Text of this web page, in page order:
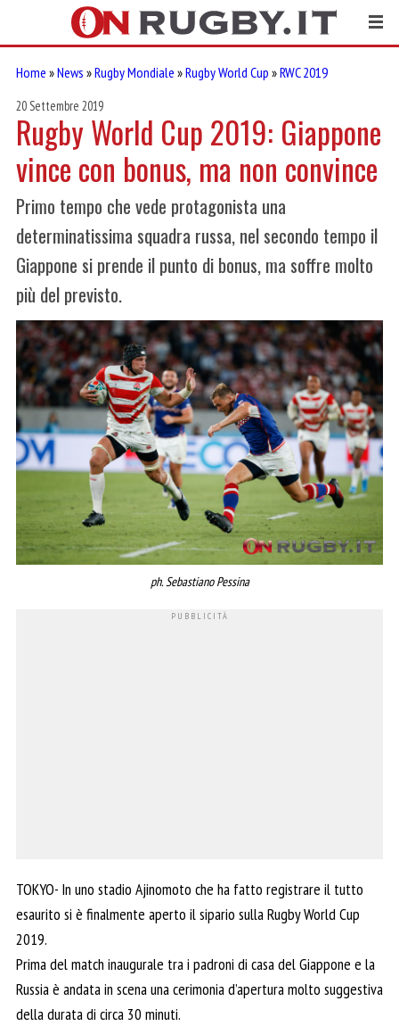
Home »News »Rugby Mondiale »Rugby World Cup »RWC 2019
20 Settembre 2019
Rugby World Cup 2019: Giappone
vince con bonus, ma non convince
Primo tempo che vede protagonista una
determinatissima squadra russa, nel secondo tempo il
Giappone si prende il punto di bonus, ma soffre molto
più del previsto.
ph. Sebastiano Pessina
TOKYO- In uno stadio Ajinomoto che ha fatto registrare il tutto
esaurito si è finalmente aperto il sipario sulla Rugby World Cup
2019.
Prima del match inaugurale tra i padroni di casa del Giappone e la
Russia è andata in scena una cerimonia d’apertura molto suggestiva
della durata di circa 30 minuti.